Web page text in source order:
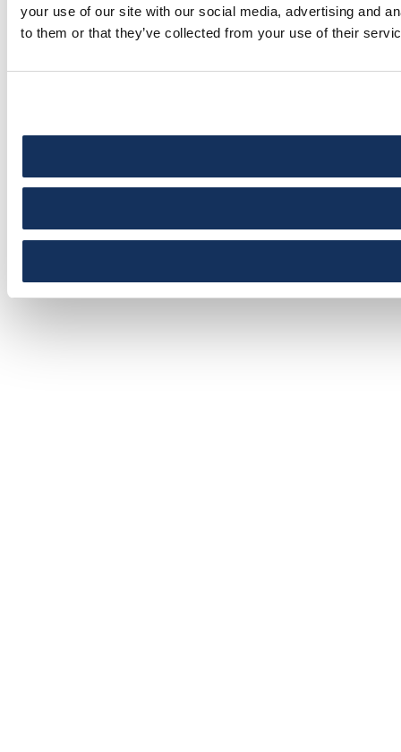
your use of our site with our social media, advertising and
to them or that they’ve collected from your use of their